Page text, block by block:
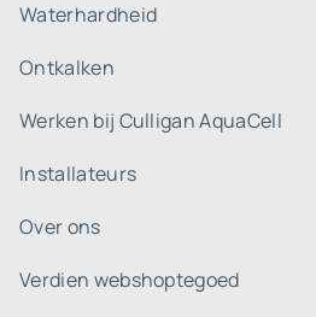
Waterhardheid
Ontkalken
Werken bij Culligan AquaCell
Installateurs
Over ons
Verdien webshoptegoed